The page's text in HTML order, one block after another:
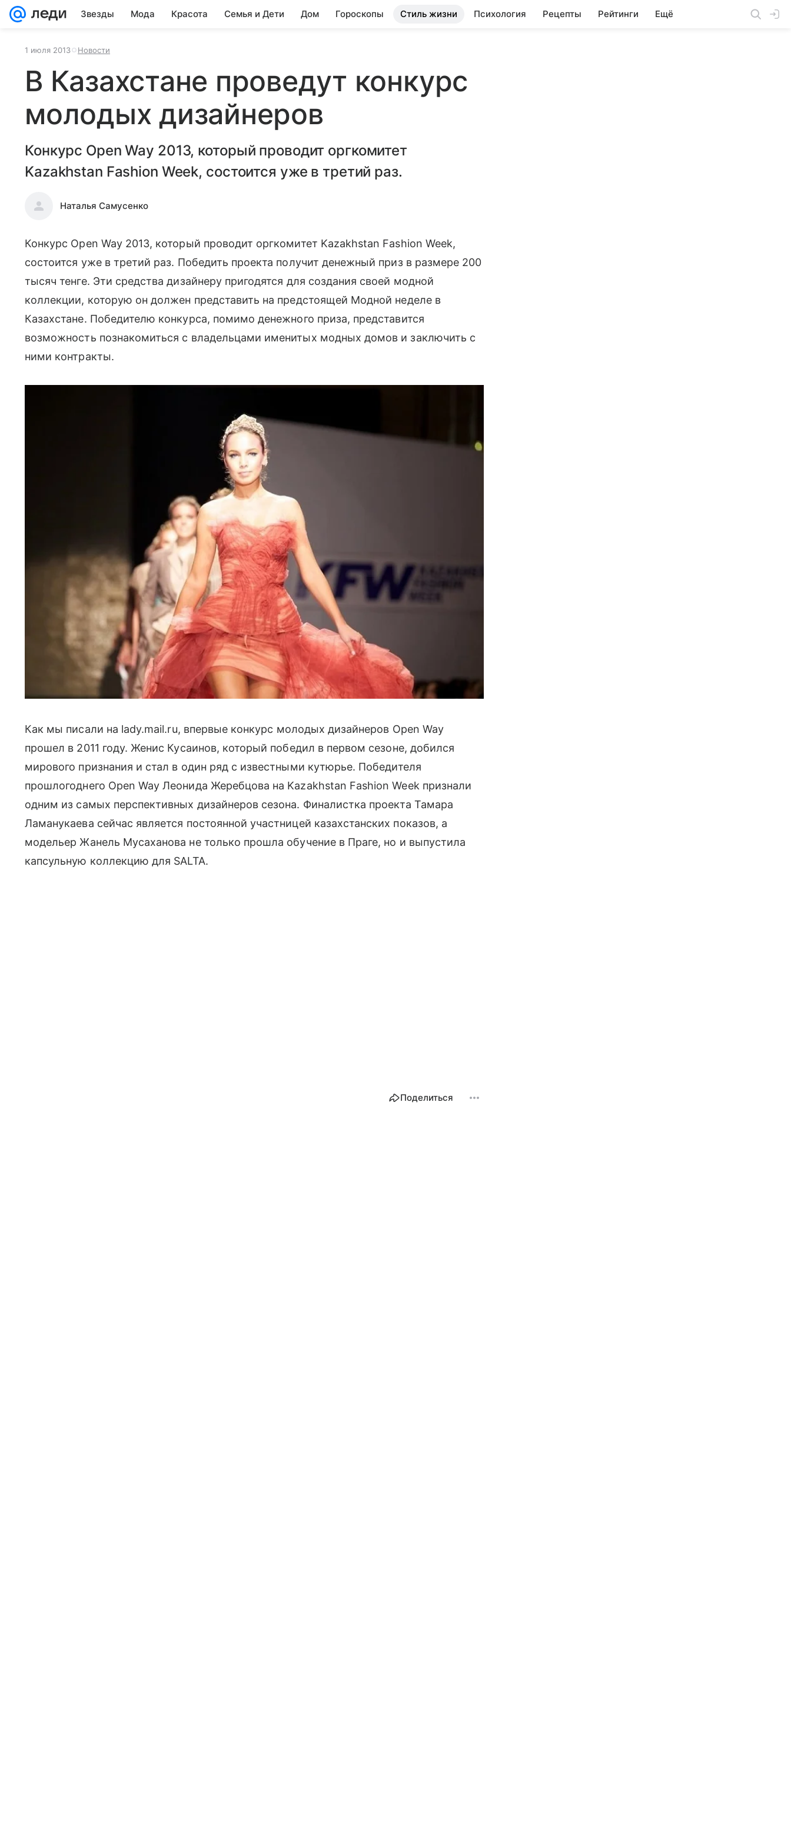
Звезды Мода Красота Семья и Дети Дом Гороскопы Стиль жизни Психология Рецепты Рейтинги Ещё
1 июля 2013 Новости
В Казахстане проведут конкурс
молодых дизайнеров
Конкурс Open Way 2013, который проводит оргкомитет
Kazakhstan Fashion Week, состоится уже в третий раз.
Наталья Самусенко
Конкурс Open Way 2013, который проводит оргкомитет Kazakhstan Fashion Week,
состоится уже в третий раз. Победить проекта получит денежный приз в размере 200
тысяч тенге. Эти средства дизайнеру пригодятся для создания своей модной
коллекции, которую он должен представить на предстоящей Модной неделе в
Казахстане. Победителю конкурса, помимо денежного приза, представится
возможность познакомиться с владельцами именитых модных домов и заключить с
ними контракты.
Как мы писали на lady.mail.ru, впервые конкурс молодых дизайнеров Open Way
прошел в 2011 году. Женис Кусаинов, который победил в первом сезоне, добился
мирового признания и стал в один ряд с известными кутюрье. Победителя
прошлогоднего Open Way Леонида Жеребцова на Kazakhstan Fashion Week признали
одним из самых перспективных дизайнеров сезона. Финалистка проекта Тамара
Ламанукаева сейчас является постоянной участницей казахстанских показов, а
модельер Жанель Мусаханова не только прошла обучение в Праге, но и выпустила
капсульную коллекцию для SALTA.
Поделиться